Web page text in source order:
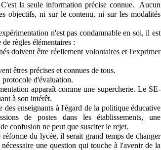
la seule information précise connue. Aucun
objectifs, ni sur le contenu, ni sur les modalités
n'est pas condamnable en soi, il est
règles élémentaires :
doivent être réellement volontaires et l'exprimer
êtres précises et connues de tous.
d'évaluation.
apparaît comme une supercherie. Le SE-
à son intérêt.
enseignants à l'égard de la politique éducative
de postes dans les établissements, une
confusion ne peut que susciter le rejet.
du lycée, il serait grand temps de changer
une question qui touche à l'avenir de la